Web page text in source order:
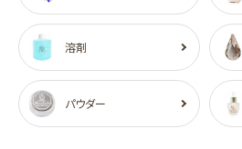
溶剤
パウダー